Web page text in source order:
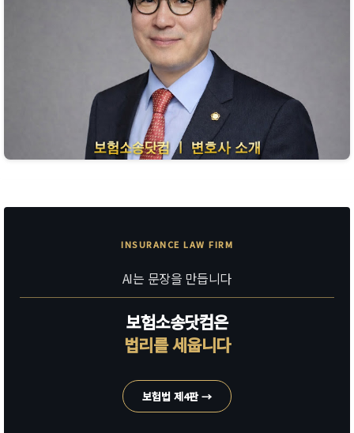
INSURANCE LAW FIRM
AI는 문장을 만듭니다
보험소송닷컴은
법리를 세웁니다
보험법 제4판 →